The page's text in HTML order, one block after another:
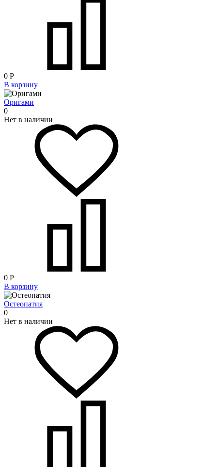
0 Р
В корзину
Оригами
0
Нет в наличии
0 Р
В корзину
Остеопатия
0
Нет в наличии